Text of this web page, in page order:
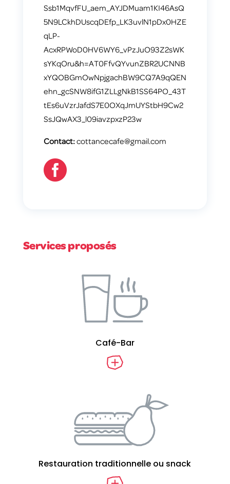
Ssb1MqvfFU_aem_AYJDMuam1KI46AsQ
5N9LCkhDUscqDEfp_LK3uvlN1pDx0HZE
qLP-
AcxRPWoD0HV6WY6_vPzJuO93Z2sWK
sYKqOru&h=AT0FfvQYvunZBR2UCNNB
xYQOBGmOwNpjgachBW9CQ7A9qQEN
ehn_gcSNW8ifG1ZLLgNkB1SS64PO_43T
tEs6uVzrJafdS7E0OXqJmUYStbH9Cw2
SsJQwAX3_l09iavzpxzP23w
Contact:cottancecafe@gmail.com

Services proposés
Café-Bar
Restauration traditionnelle ou snack